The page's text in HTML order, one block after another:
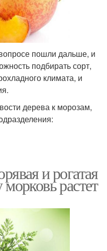
пошли дальше, и
подбирать сорт,
климата, и
дерева к морозам,
и рогатая
растет